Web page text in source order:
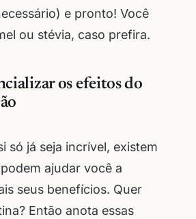
e pronto! Você
ou stévia, caso prefira.
os efeitos do
só já seja incrível, existem
ajudar você a
seus benefícios. Quer
Então anota essas